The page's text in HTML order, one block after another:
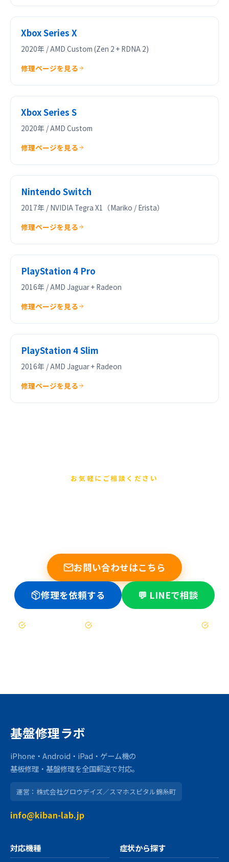
Xbox Series X
2020年 / AMD Custom (Zen 2 + RDNA 2)
修理ページを見る
Xbox Series S
2020年 / AMD Custom
修理ページを見る
Nintendo Switch
2017年 / NVIDIA Tegra X1（Mariko / Erista）
修理ページを見る
PlayStation 4 Pro
2016年 / AMD Jaguar + Radeon
修理ページを見る
PlayStation 4 Slim
2016年 / AMD Jaguar + Radeon
修理ページを見る
お気軽にご相談ください
お問い合わせはこちら
修理を依頼する 💬 LINEで相談
基盤修理ラボ
iPhone・Android・iPad・ゲーム機の
基板修理・基盤修理を全国郵送で対応。
運営：株式会社グロウデイズ／スマホスピタル錦糸町
info@kiban-lab.jp
対応機種 症状から探す